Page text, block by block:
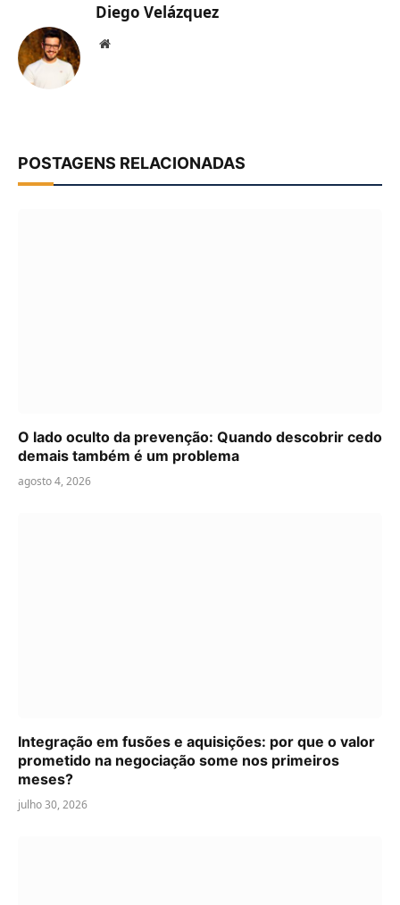
Diego Velázquez
Website
POSTAGENS RELACIONADAS
O lado oculto da prevenção: Quando descobrir cedo
demais também é um problema
agosto 4, 2026
Integração em fusões e aquisições: por que o valor
prometido na negociação some nos primeiros
meses?
julho 30, 2026